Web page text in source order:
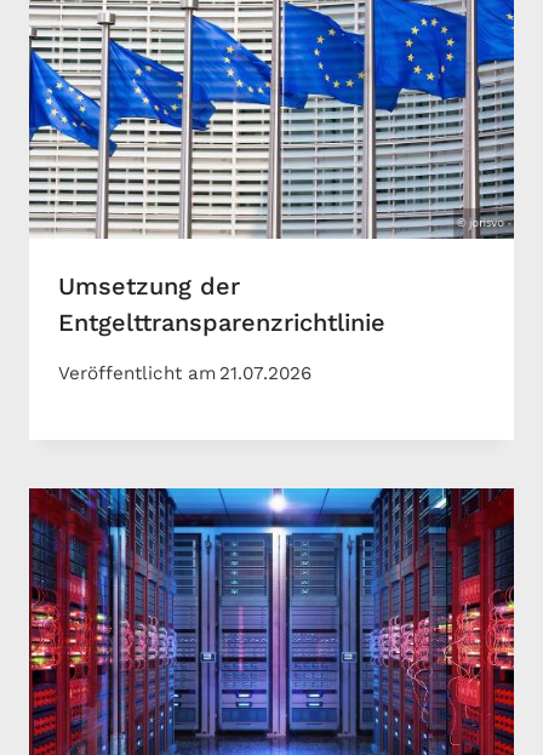
Umsetzung der
Entgelttransparenzrichtlinie
Veröffentlicht am 21.07.2026